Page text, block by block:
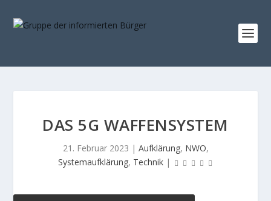
DAS 5G WAFFENSYSTEM
21. Februar 2023 | Aufklärung, NWO,
Systemaufklärung, Technik |